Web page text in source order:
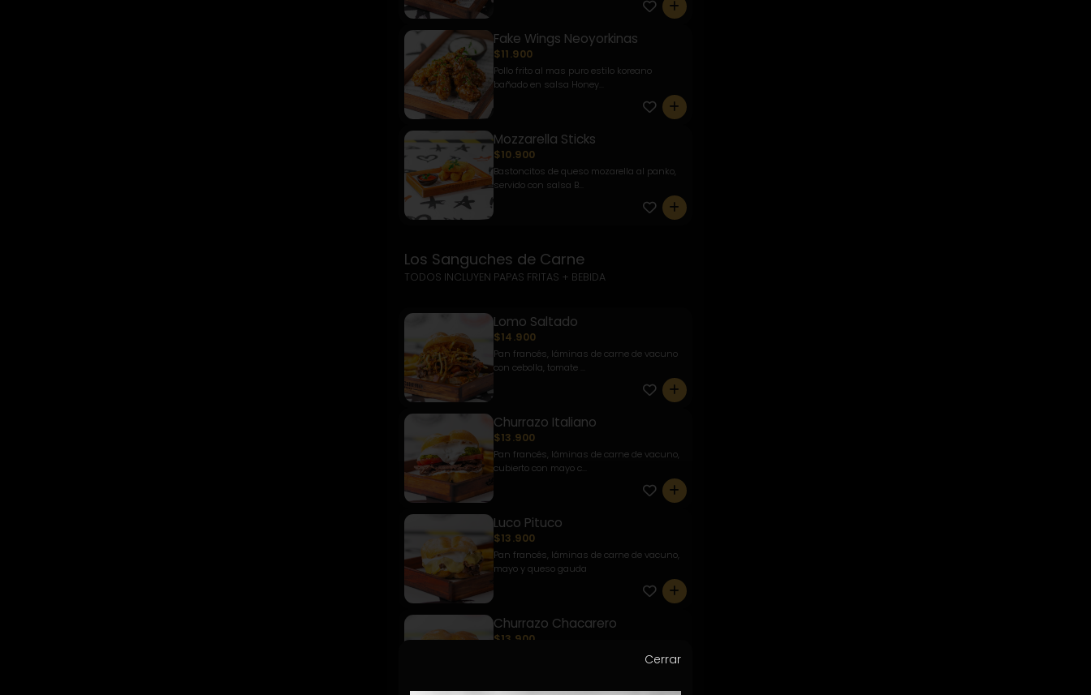
0
Fake Wings Neoyorkinas
$11.900
Pollo frito al mas puro estilo koreano
bañado en salsa Honey...
0
Mozzarella Sticks
$10.900
Bastoncitos de queso mozarella al panko,
servido con salsa B...
0
Los Sanguches de Carne
TODOS INCLUYEN PAPAS FRITAS + BEBIDA
Lomo Saltado
$14.900
Pan francés, láminas de carne de vacuno
con cebolla, tomate ...
0
Churrazo Italiano
$13.900
Pan francés, láminas de carne de vacuno,
cubierto con mayo c...
0
Luco Pituco
$13.900
Pan francés, láminas de carne de vacuno,
mayo y queso gauda
0
Churrazo Chacarero
$13.900
Pan francés, láminas de carne de vacuno
0
Cerrar